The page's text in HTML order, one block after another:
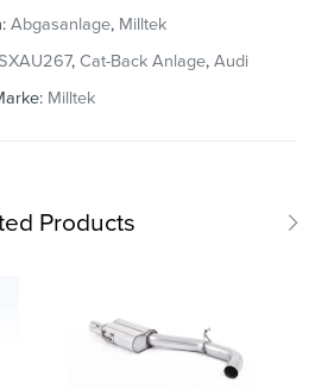
Abgasanlage, Milltek
, Cat-Back Anlage, Audi
Milltek
Products